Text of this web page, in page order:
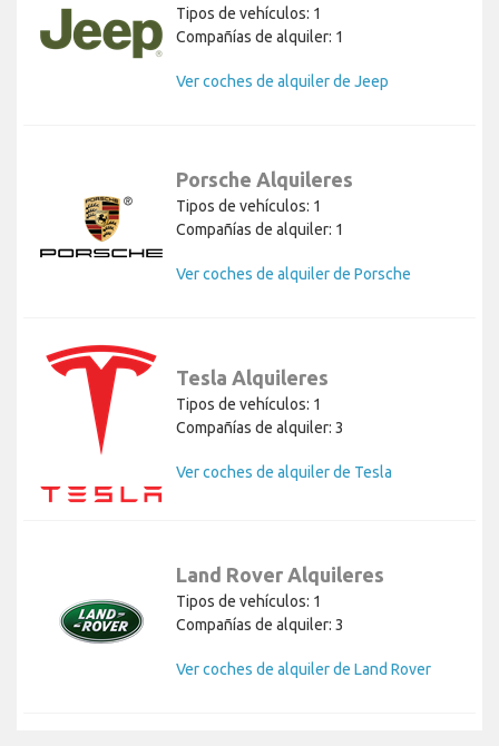
Tipos de vehículos: 1
Compañías de alquiler: 1
Ver coches de alquiler de Jeep
Porsche Alquileres
Tipos de vehículos: 1
Compañías de alquiler: 1
Ver coches de alquiler de Porsche
Tesla Alquileres
Tipos de vehículos: 1
Compañías de alquiler: 3
Ver coches de alquiler de Tesla
Land Rover Alquileres
Tipos de vehículos: 1
Compañías de alquiler: 3
Ver coches de alquiler de Land Rover